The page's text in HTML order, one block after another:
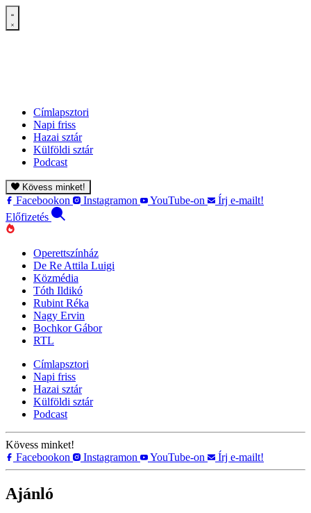
Címlapsztori
Napi friss
Hazai sztár
Külföldi sztár
Podcast
Kövess minket!
Facebookon Instagramon YouTube-on
Írj e-mailt!
Előfizetés
Operettszínház
De Re Attila Luigi
Közmédia
Tóth Ildikó
Rubint Réka
Nagy Ervin
Bochkor Gábor
RTL
Címlapsztori
Napi friss
Hazai sztár
Külföldi sztár
Podcast
Kövess minket!
Facebookon
Instagramon YouTube-on Írj e-mailt!
Ajánló